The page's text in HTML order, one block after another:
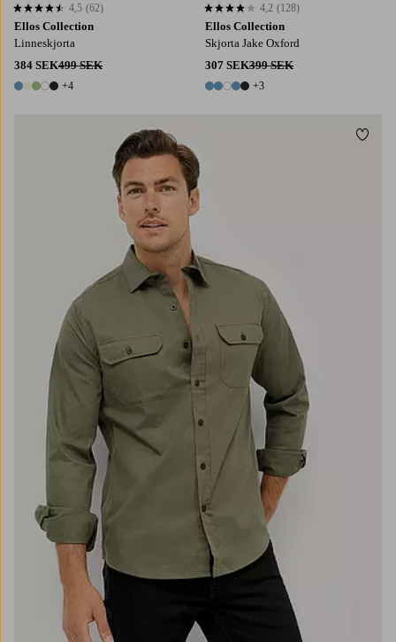
Ellos Collection
Linneskjorta
384 SEK499 SEK
9 färger
+4
4,5 baserat på 62 st betyg
4,5 (62)
Ellos Collection
Skjorta Jake Oxford
307 SEK399 SEK
8 färger
+3
4,2 baserat på 128 st betyg
4,2 (128)